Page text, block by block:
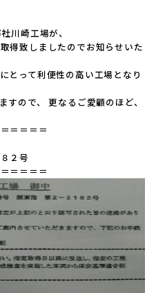
川崎工場が、
得致しましたのでお知らせいた
とって利便性の高い工場となり
すので、 更なるご愛顧のほど、
＝＝＝＝
２号
＝＝＝＝